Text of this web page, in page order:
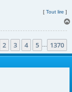
[ Tout lire ]
2 3 4 5 1370